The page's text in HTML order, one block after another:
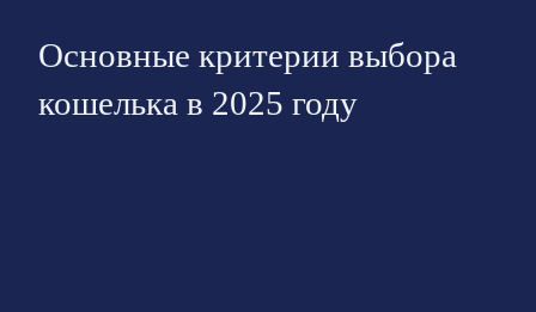
Основные критерии выбора
кошелька в 2025 году